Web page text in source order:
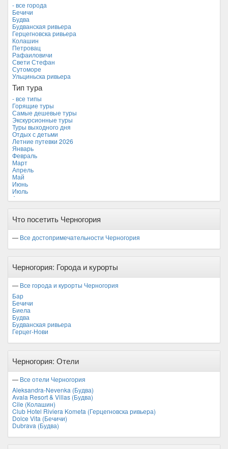
Италия
Камбоджа
Кипр
Куба
Мальдивские острова
Мальта
Новая Зеландия
Объединенные Арабские Эмираты
Перу
Россия
Таиланд
Тунис
Турция
Финляндия
Франция
Хорватия
Черногория *
Чехия
- все города
Бечичи
Будва
Будванская ривьера
Герцегновска ривьера
Колашин
Петровац
Рафаиловичи
Свети Стефан
Сутоморе
Ульциньска ривьера
Тип тура
- все типы
Горящие туры
Самые дешевые туры
Экскурсионные туры
Туры выходного дня
Отдых с детьми
Летние путевки 2026
Январь
Февраль
Март
Апрель
Май
Июнь
Июль
Август
Ноябрь
Что посетить Черногория
— Все достопримечательности Черногория
Черногория: Города и курорты
— Все города и курорты Черногория
Бар
Бечичи
Биела
Будва
Будванская ривьера
Герцег-Нови
Черногория: Отели
— Все отели Черногория
Aleksandra-Nevenka (Будва)
Avala Resort & Villas (Будва)
Cile (Колашин)
Club Hotel Riviera Kometa (Герцегновска ривьера)
Dolce Vita (Бечичи)
Dubrava (Будва)